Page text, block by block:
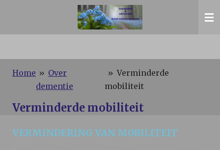
Home » Over
dementie
» Verminderde
mobiliteit
Verminderde mobiliteit
VERMINDERING VAN MOBILITEIT